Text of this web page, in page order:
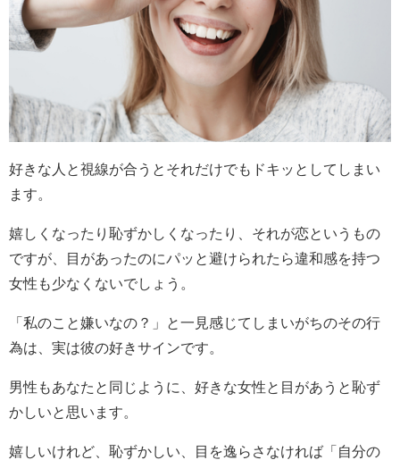
好きな人と視線が合うとそれだけでもドキッとしてしまい
ます。
嬉しくなったり恥ずかしくなったり、それが恋というもの
ですが、目があったのにパッと避けられたら違和感を持つ
女性も少なくないでしょう。
「私のこと嫌いなの？」と一見感じてしまいがちのその行
為は、実は彼の好きサインです。
男性もあなたと同じように、好きな女性と目があうと恥ず
かしいと思います。
嬉しいけれど、恥ずかしい、目を逸らさなければ「自分の